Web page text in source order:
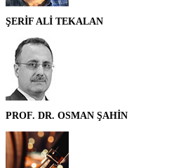
ŞERİF ALİ TEKALAN
PROF. DR. OSMAN ŞAHİN